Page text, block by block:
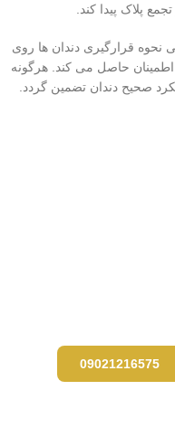
پلاک پیدا کند.
نحوه قرارگیری دندان ها روی
حاصل می کند. هرگونه
صحیح دندان تضمین گردد.
09021216575